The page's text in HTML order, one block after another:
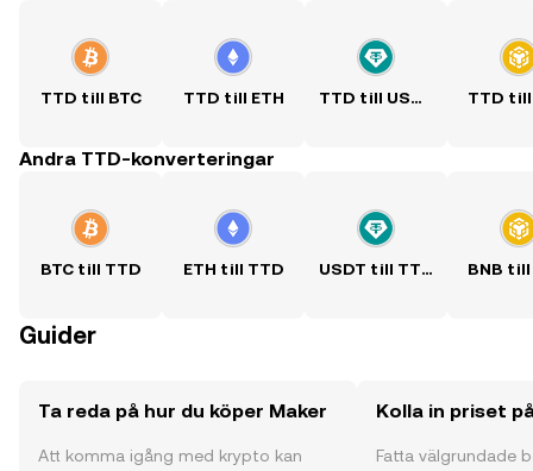
TTD till BTC TTD till ETH TTD till USDT TTD till
Andra TTD-konverteringar
BTC till TTD ETH till TTD USDT till TTD BNB
Guider
Ta reda på hur du köper Maker
Att komma igång med krypto kan
Kolla in priset
Fatta välgrundade